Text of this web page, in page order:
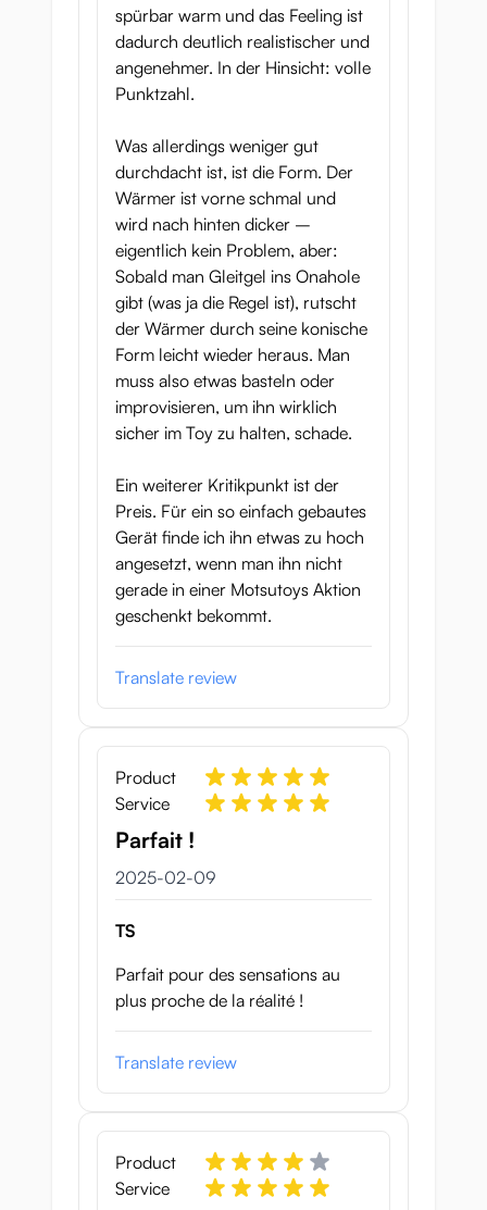
spürbar warm und das Feeling ist
dadurch deutlich realistischer und
angenehmer. In der Hinsicht: volle
Punktzahl.
Was allerdings weniger gut
durchdacht ist, ist die Form. Der
Wärmer ist vorne schmal und
wird nach hinten dicker –
eigentlich kein Problem, aber:
Sobald man Gleitgel ins Onahole
gibt (was ja die Regel ist), rutscht
der Wärmer durch seine konische
Form leicht wieder heraus. Man
muss also etwas basteln oder
improvisieren, um ihn wirklich
sicher im Toy zu halten, schade.
Ein weiterer Kritikpunkt ist der
Preis. Für ein so einfach gebautes
Gerät finde ich ihn etwas zu hoch
angesetzt, wenn man ihn nicht
gerade in einer Motsutoys Aktion
geschenkt bekommt.
Translate review
Product
Service
Parfait !
9 februari 2025
2025-02-09
TS
Parfait pour des sensations au
plus proche de la réalité !
Translate review
Product
Service